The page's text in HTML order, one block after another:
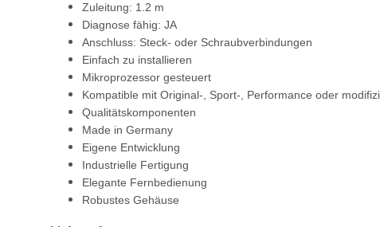
Zuleitung: 1.2 m
Diagnose fähig: JA
Anschluss: Steck- oder Schraubverbindungen
Einfach zu installieren
Mikroprozessor gesteuert
Kompatible mit Original-, Sport-, Performance oder
Qualitätskomponenten
Made in Germany
Eigene Entwicklung
Industrielle Fertigung
Elegante Fernbedienung
Robustes Gehäuse